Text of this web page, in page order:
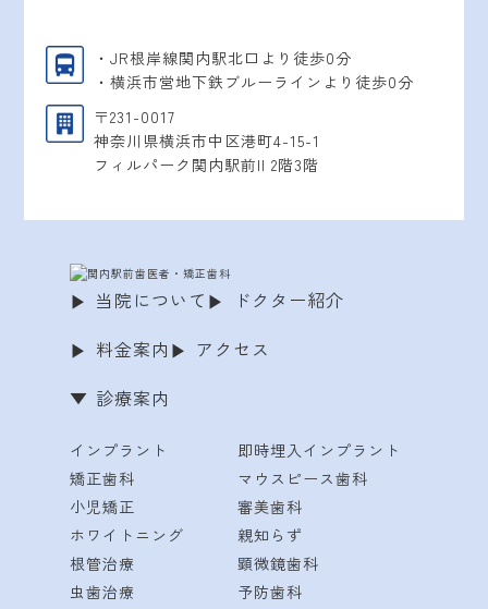
・JR根岸線関内駅北口より徒歩0分
・横浜市営地下鉄ブルーラインより徒歩0分
〒231-0017
神奈川県横浜市中区港町4-15-1
フィルパーク関内駅前II 2階3階
当院について
ドクター紹介
料金案内
アクセス
診療案内
インプラント
即時埋入インプラント
矯正歯科
マウスピース歯科
小児矯正
審美歯科
ホワイトニング
親知らず
根管治療
顕微鏡歯科
虫歯治療
予防歯科